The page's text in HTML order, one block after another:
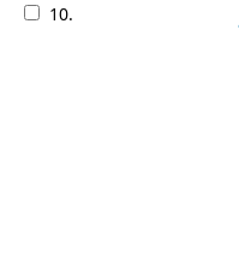
10.